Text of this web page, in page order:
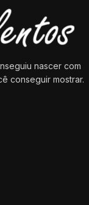
nascer com
conseguir mostrar.